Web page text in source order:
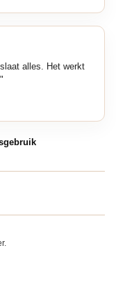
alles. Het werkt